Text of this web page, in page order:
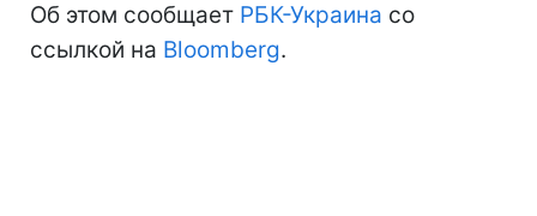
Об этом сообщает РБК-Украина со
ссылкой на Bloomberg.